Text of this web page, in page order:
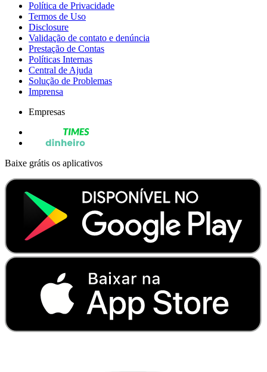
Política de Privacidade
Termos de Uso
Disclosure
Validação de contato e denúncia
Prestação de Contas
Políticas Internas
Central de Ajuda
Solução de Problemas
Imprensa
Empresas
Baixe grátis os aplicativos